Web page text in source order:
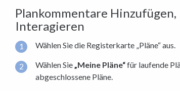
Plankommentare
Interagieren
Wählen Sie die Registerkarte „Pläne“ aus.
Wählen Sie„Meine Pläne“für laufende
abgeschlossene Pläne.